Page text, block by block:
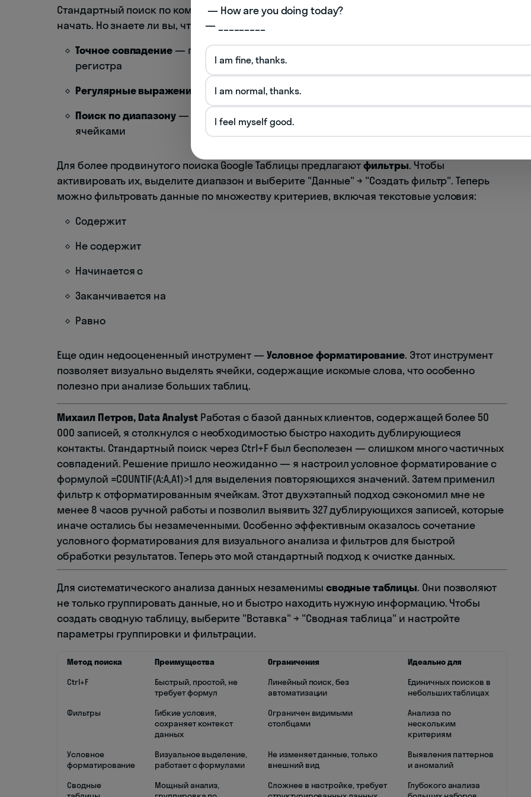
Стандартный поиск по комбинацииCtrl+F(или ⌘+F для Mac) — это первое, с чего стоит
начать. Но знаете ли вы, что этот инструмент имеет расширенные настройки?
Точное совпадение — позволяет искать только полные совпадения с учетом
регистра
Регулярные выражения
— мощный инструмент для поиска по шаблонам
Поиск по диапазону — позволяет ограничить область поиска конкретными
ячейками
Для более продвинутого поиска Google Таблицы предлагаютфильтры. Чтобы
активировать их, выделите диапазон и выберите "Данные" → "Создать фильтр". Теперь
можно фильтровать данные по множеству критериев, включая текстовые условия:
Содержит
Не содержит
Начинается с
Заканчивается на
Равно
Еще один недооцененный инструмент —Условное форматирование. Этот инструмент
позволяет визуально выделять ячейки, содержащие искомые слова, что особенно
полезно при анализе больших таблиц.
Михаил Петров, Data AnalystРаботая с базой данных клиентов, содержащей более 50
000 записей, я столкнулся с необходимостью быстро находить дублирующиеся
контакты. Стандартный поиск через Ctrl+F был бесполезен — слишком много частичных
совпадений. Решение пришло неожиданно — я настроил условное форматирование с
формулой =COUNTIF(A:A,A1)>1 для выделения повторяющихся значений. Затем применил
фильтр к отформатированным ячейкам. Этот двухэтапный подход сэкономил мне не
менее 8 часов ручной работы и позволил выявить 327 дублирующихся записей, которые
иначе остались бы незамеченными. Особенно эффективным оказалось сочетание
условного форматирования для визуального анализа и фильтров для быстрой
обработки результатов. Теперь это мой стандартный подход к очистке данных.
Для систематического анализа данных незаменимы сводные таблицы. Они позволяют
не только группировать данные, но и быстро находить нужную информацию. Чтобы
создать сводную таблицу, выберите "Вставка" → "Сводная таблица" и настройте
параметры группировки и фильтрации.
Метод поиска Преимущества Ограничения
Идеально для
Ctrl+F
Быстрый, простой, не
требует формул
Линейный поиск, без
автоматизации
Единичных поисков в
небольших таблицах
Фильтры
Гибкие условия,
сохраняет контекст
данных
Ограничен видимыми
столбцами
Анализа по
нескольким
критериям
Условное
форматирование
Визуальное выделение,
работает с формулами
Не изменяет данные, только
внешний вид
Выявления паттернов
и аномалий
Сводные
Мощный анализ,
Сложнее в настройке, требует
Глубокого анализа
— _________
I am fine, thanks.
I am normal, thanks.
I feel myself good.